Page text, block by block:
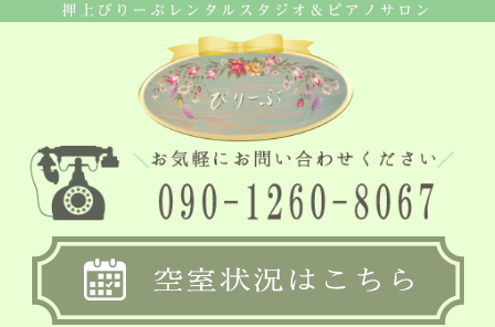
押上びりーぶレンタルスタジオ＆ピアノサロン